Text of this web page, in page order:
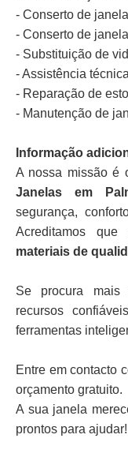
- Conserto de
- Conserto de
- Substituição de
- Assistência
- Reparação de
- Manutenção de
Informação
A nossa missão é
Janelas em
segurança,
Acreditamos que
materiais de
Se procura mais
recursos
ferramentas
Entre em contacto
orçamento gratuito.
A sua janela
prontos para ajudar!